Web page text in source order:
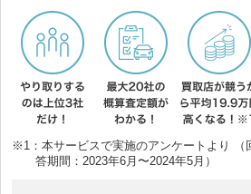
※1：本サービスで実施のアンケートより （
答期間：2023年6月〜2024年5月）